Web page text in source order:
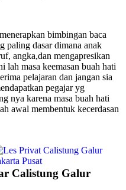
bimbingan baca
paling dasar dimana anak
angka,dan mengapresikan
masa keemasan buah hati
pelajaran dan jangan sia
pegajar yg
nya karena masa buah hati
awal membentuk kecerdasan
Calistung Galur